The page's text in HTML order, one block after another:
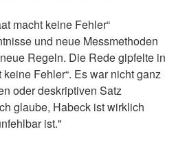
macht keine Fehler“
und neue Messmethoden
Regeln. Die Rede gipfelte in
Fehler“. Es war nicht ganz
oder deskriptiven Satz
glaube, Habeck ist wirklich
ist."